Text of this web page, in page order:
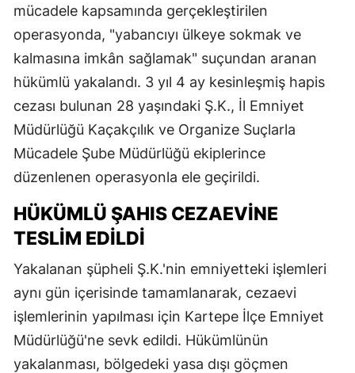
mücadele kapsamında gerçekleştirilen
operasyonda, "yabancıyı ülkeye sokmak ve
kalmasına imkân sağlamak" suçundan aranan
hükümlü yakalandı. 3 yıl 4 ay kesinleşmiş hapis
cezası bulunan 28 yaşındaki Ş.K., İl Emniyet
Müdürlüğü Kaçakçılık ve Organize Suçlarla
Mücadele Şube Müdürlüğü ekiplerince
düzenlenen operasyonla ele geçirildi.
HÜKÜMLÜ ŞAHIS CEZAEVINE
TESLIM EDILDI
Yakalanan şüpheli Ş.K.'nin emniyetteki işlemleri
aynı gün içerisinde tamamlanarak, cezaevi
işlemlerinin yapılması için Kartepe İlçe Emniyet
Müdürlüğü'ne sevk edildi. Hükümlünün
yakalanması, bölgedeki yasa dışı göçmen